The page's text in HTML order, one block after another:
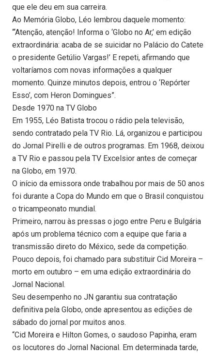
que ele deu em sua carreira.
Ao Memória Globo, Léo lembrou daquele momento:
“‘Atenção, atenção! Informa o ‘Globo no Ar,’ em edição
extraordinária: acaba de se suicidar no Palácio do Catete
o presidente Getúlio Vargas!’ E repeti, afirmando que
voltaríamos com novas informações a qualquer
momento. Quinze minutos depois, entrou o ‘Repórter
Esso’, com Heron Domingues”.
Desde 1970 na TV Globo
Em 1955, Léo Batista trocou o rádio pela televisão,
sendo contratado pela TV Rio. Lá, organizou e participou
do Jornal Pirelli e de outros programas. Em 1968, deixou
a TV Rio e passou pela TV Excelsior antes de começar
na Globo, em 1970.
O início da emissora onde trabalhou por mais de 50 anos
foi durante a Copa do Mundo em que o Brasil conquistou
o tricampeonato mundial.
Primeiro, narrou às pressas o jogo entre Peru e Bulgária
após um problema técnico com a equipe que faria a
transmissão direto do México, sede da competição.
Pouco depois, foi chamado para substituir Cid Moreira –
morto em outubro – em uma edição extraordinária do
Jornal Nacional.
Seu desempenho no JN garantiu sua contratação
definitiva pela Globo, onde apresentou as edições de
sábado do jornal por muitos anos.
“Cid Moreira e Hilton Gomes, o saudoso Papinha, eram
os locutores do Jornal Nacional. Em determinada tarde,